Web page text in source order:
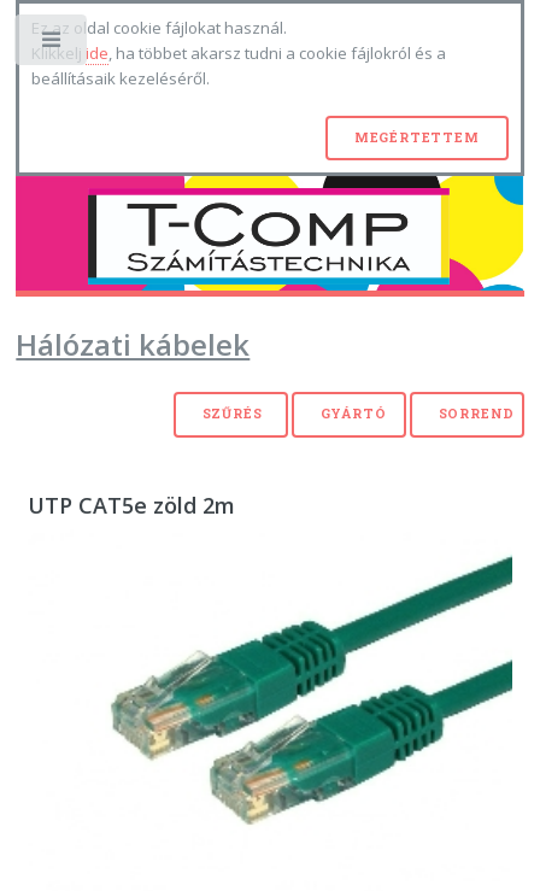
Ez az oldal cookie fájlokat használ.
Klikkelj ide, ha többet akarsz tudni a cookie fájlokról és a
beállításaik kezeléséről.
Hálózati kábelek
UTP CAT5e zöld 2m
Toggle